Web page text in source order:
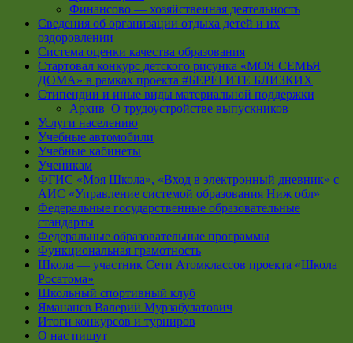
Финансово — хозяйственная деятельность
Сведения об организации отдыха детей и их
оздоровлении
Система оценки качества образования
Стартовал конкурс детского рисунка «МОЯ СЕМЬЯ
ДОМА» в рамках проекта #БЕРЕГИТЕ БЛИЗКИХ
Стипендии и иные виды материальной поддержки
Архив_О трудоустройстве выпускников
Услуги населению
Учебные автомобили
Учебные кабинеты
Ученикам
ФГИС «Моя Школа», «Вход в электронный дневник» с
АИС «Управление системой образования Ниж обл»
Федеральные государственные образовательные
стандарты
Федеральные образовательные программы
Функциональная грамотность
Школа — участник Сети Атомклассов проекта «Школа
Росатома»
Школьный спортивный клуб
Ямананев Валерий Мурзабулатович
Итоги конкурсов и турниров
О нас пишут